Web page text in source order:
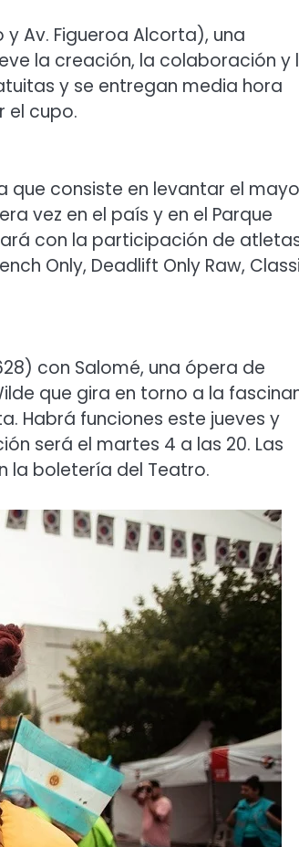
Av. Figueroa Alcorta), una
la creación, la colaboración y
y se entregan media hora
el cupo.
que consiste en levantar el
vez en el país y en el Parque
con la participación de
Only, Deadlift Only Raw,
con Salomé, una ópera de
que gira en torno a la
Habrá funciones este jueves y
será el martes 4 a las 20. Las
la boletería del Teatro.